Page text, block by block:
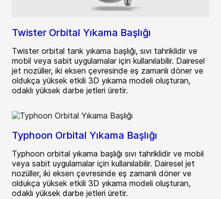
Twister Orbital Yıkama Başlığı
Twister orbital tank yıkama başlığı, sıvı tahriklidir ve
mobil veya sabit uygulamalar için kullanılabilir. Dairesel
jet nozüller, iki eksen çevresinde eş zamanlı döner ve
oldukça yüksek etkili 3D yıkama modeli oluşturan,
odaklı yüksek darbe jetleri üretir.
Typhoon Orbital Yıkama Başlığı
Typhoon orbital yıkama başlığı sıvı tahriklidir ve mobil
veya sabit uygulamalar için kullanılabilir. Dairesel jet
nozüller, iki eksen çevresinde eş zamanlı döner ve
oldukça yüksek etkili 3D yıkama modeli oluşturan,
odaklı yüksek darbe jetleri üretir.